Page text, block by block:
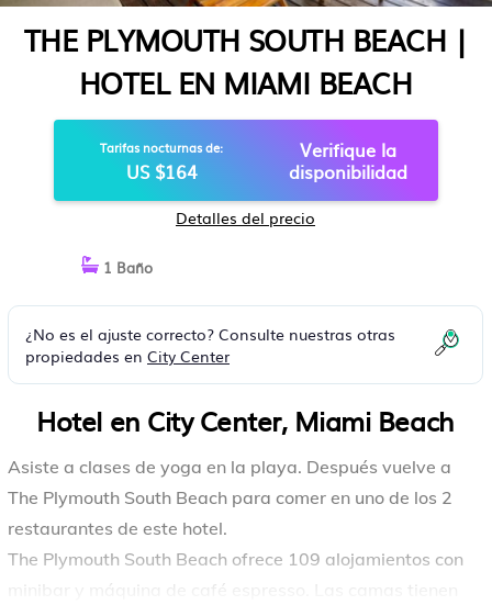
THE PLYMOUTH SOUTH BEACH |
HOTEL EN MIAMI BEACH
Tarifas nocturnas de:
US $164
Verifique la
disponibilidad
Detalles del precio
1 Baño
¿No es el ajuste correcto? Consulte nuestras otras
propiedades en City Center
Hotel en City Center, Miami Beach
Asiste a clases de yoga en la playa. Después vuelve a
The Plymouth South Beach para comer en uno de los 2
restaurantes de este hotel.
The Plymouth South Beach ofrece 109 alojamientos con
minibar y máquina de café espresso. Las camas tienen